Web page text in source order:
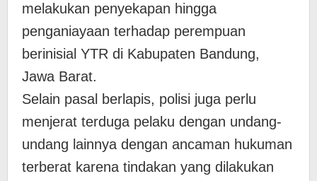
melakukan penyekapan hingga
penganiayaan terhadap perempuan
berinisial YTR di Kabupaten Bandung,
Jawa Barat.
Selain pasal berlapis, polisi juga perlu
menjerat terduga pelaku dengan undang-
undang lainnya dengan ancaman hukuman
terberat karena tindakan yang dilakukan